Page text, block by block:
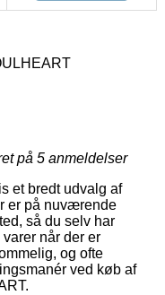
på 5 anmeldelser
et bredt udvalg af
er på nuværende
så du selv har
når der er
og ofte
ved køb af